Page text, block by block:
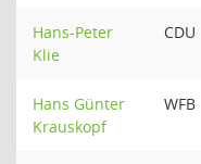
Hans-Peter
Klie
CDU
Hans Günter
Krauskopf
WFB